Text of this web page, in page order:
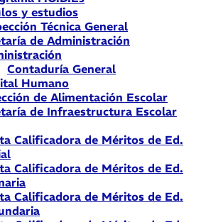
y estudios
Técnica General
de Administración
Contaduría General
Humano
de Alimentación Escolar
de Infraestructura Escolar
Calificadora de Méritos de Ed.
Calificadora de Méritos de Ed.
Calificadora de Méritos de Ed.